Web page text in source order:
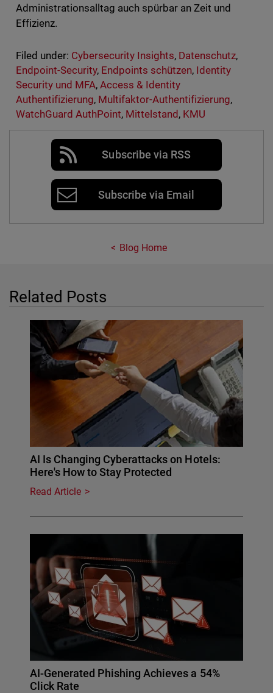
Administrationsalltag auch spürbar an Zeit und
Effizienz.
Filed under: Cybersecurity Insights, Datenschutz,
Endpoint-Security, Endpoints schützen, Identity
Security und MFA, Access & Identity
Authentifizierung, Multifaktor-Authentifizierung,
WatchGuard AuthPoint, Mittelstand , KMU
Subscribe via RSS
Subscribe via Email
Blog Home
Related Posts
AI Is Changing Cyberattacks on Hotels:
Here's How to Stay Protected
Read Article
AI-Generated Phishing Achieves a 54%
Click Rate